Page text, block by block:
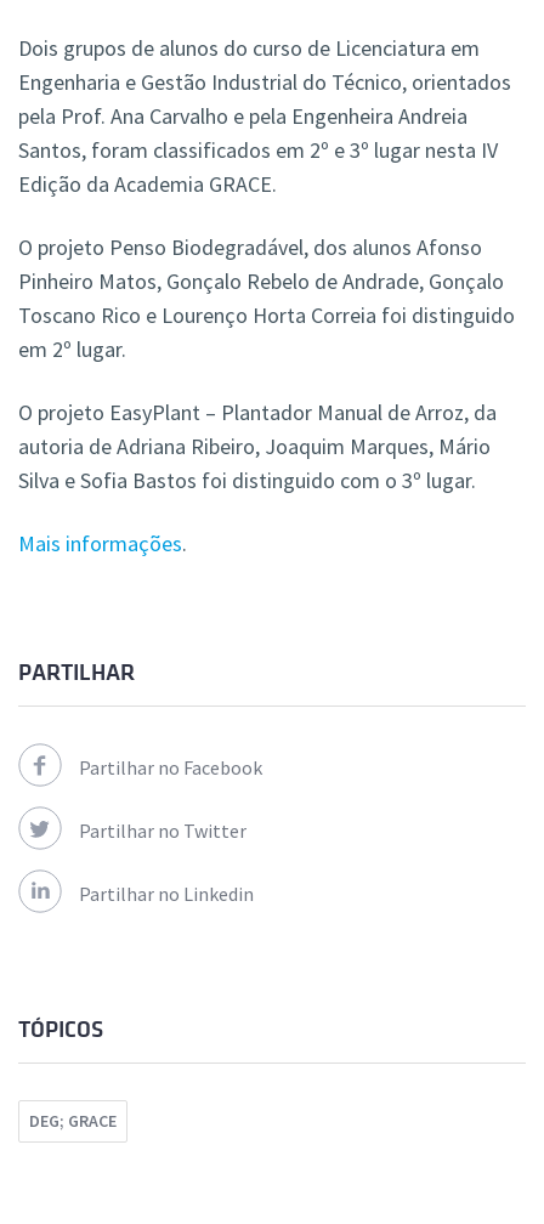
Dois grupos de alunos do curso de Licenciatura em
Engenharia e Gestão Industrial do Técnico, orientados
pela Prof. Ana Carvalho e pela Engenheira Andreia
Santos, foram classificados em 2º e 3º lugar nesta IV
Edição da Academia GRACE.
O projeto Penso Biodegradável, dos alunos Afonso
Pinheiro Matos, Gonçalo Rebelo de Andrade, Gonçalo
Toscano Rico e Lourenço Horta Correia foi distinguido
em 2º lugar.
O projeto EasyPlant – Plantador Manual de Arroz, da
autoria de Adriana Ribeiro, Joaquim Marques, Mário
Silva e Sofia Bastos foi distinguido com o 3º lugar.
Mais informações.
PARTILHAR
Partilhar no Facebook
Partilhar no Twitter
Partilhar no Linkedin
TÓPICOS
DEG; GRACE